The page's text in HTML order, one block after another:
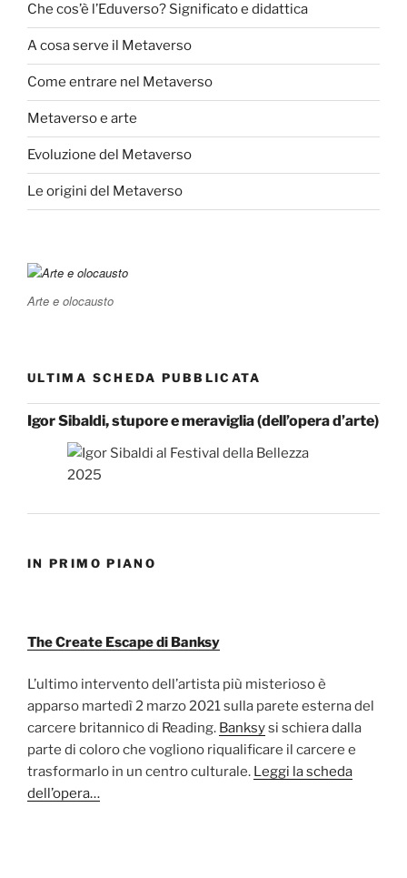
Che cos’è l’Eduverso? Significato e didattica
A cosa serve il Metaverso
Come entrare nel Metaverso
Metaverso e arte
Evoluzione del Metaverso
Le origini del Metaverso
Arte e olocausto
ULTIMA SCHEDA PUBBLICATA
Igor Sibaldi, stupore e meraviglia (dell’opera d’arte)
IN PRIMO PIANO
The Create Escape di Banksy
L’ultimo intervento dell’artista più misterioso è
apparso martedì 2 marzo 2021 sulla parete esterna del
carcere britannico di Reading. Banksysi schiera dalla
parte di coloro che vogliono riqualificare il carcere e
trasformarlo in un centro culturale. Leggi la scheda
dell’opera…